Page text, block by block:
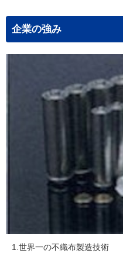
企業の強み
1.世界一の不織布製造技術